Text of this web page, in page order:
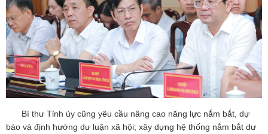
Bí thư Tỉnh ủy cũng yêu cầu nâng cao năng lực nắm bắt, dự
báo và định hướng dư luận xã hội; xây dựng hệ thống nắm bắt dư